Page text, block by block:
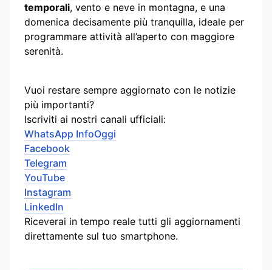
temporali, vento e neve in montagna, e una
domenica decisamente più tranquilla, ideale per
programmare attività all’aperto con maggiore
serenità.
Vuoi restare sempre aggiornato con le notizie
più importanti?
Iscriviti ai nostri canali ufficiali:
WhatsApp InfoOggi
Facebook
Telegram
YouTube
Instagram
LinkedIn
Riceverai in tempo reale tutti gli aggiornamenti
direttamente sul tuo smartphone.